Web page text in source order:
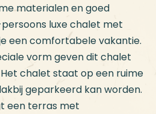
materialen en goed
luxe chalet met
een comfortabele vakantie.
vorm geven dit chalet
chalet staat op een ruime
geparkeerd kan worden.
een terras met